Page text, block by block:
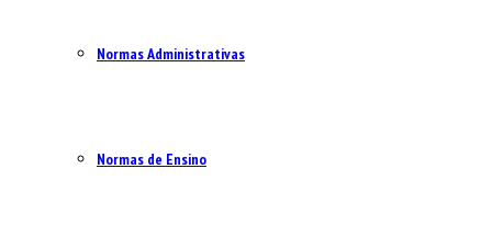
Normas Administrativas
Normas de Ensino